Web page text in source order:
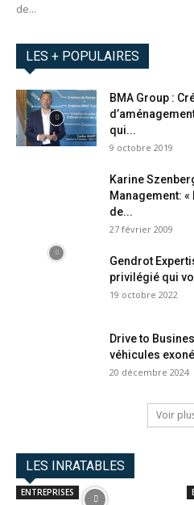
de...
LES + POPULAIRES
BMA Group :
qui...
9 octobre 2019
Karine
Management:
de...
27 février 2009
Gendrot
privilégié qui
19 octobre 2022
Drive to
véhicules
20 décembre 2024
Voir
LES INRATABLES
ENTREPRISES